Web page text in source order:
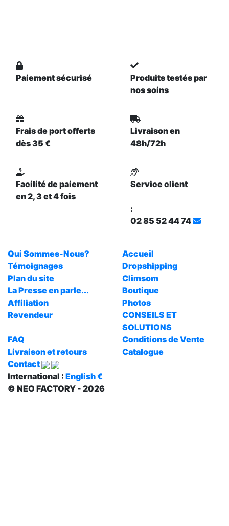
Paiement sécurisé
Produits testés par
nos soins
Frais de port offerts
dès 35 €
Livraison en
48h/72h
Facilité de paiement
en 2, 3 et 4 fois
Service client
:
02 85 52 44 74
Qui Sommes-Nous?
Accueil
Témoignages
Dropshipping
Plan du site
Climsom
La Presse en parle...
Boutique
Affiliation
Photos
Revendeur
CONSEILS ET
SOLUTIONS
FAQ
Conditions de Vente
Livraison et retours
Catalogue
Contact
International : English €
© NEO FACTORY - 2026